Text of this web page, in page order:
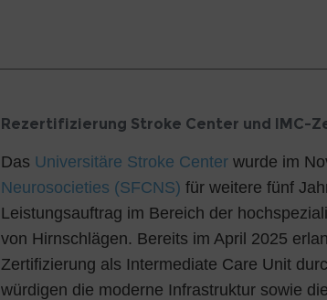
Rezertifizierung Stroke Center und IMC-
Das Universitäre Stroke Center wurde im
Neurosocieties (SFCNS) für weitere fünf
Leistungsauftrag im Bereich der
von Hirnschlägen. Bereits im April 2025
Zertifizierung als Intermediate Care Unit
würdigen die moderne Infrastruktur sowie